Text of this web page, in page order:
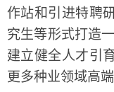
作站和引进特聘
究生等形式打造
建立健全人才引
更多种业领域高